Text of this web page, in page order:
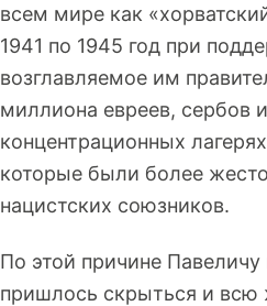
всем мире как
1941 по 1945 год при
возглавляемое им
миллиона евреев, сербов
концентрационных
которые были более
нацистских союзников.
По этой причине
пришлось скрыться и всю